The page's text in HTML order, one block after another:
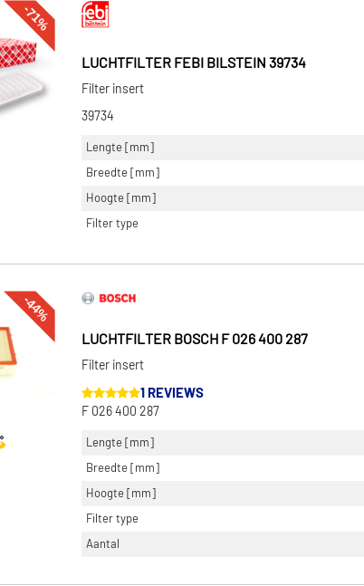
-71%
LUCHTFILTER FEBI BILSTEIN 39734
Filter insert
39734
Lengte [mm]
Breedte [mm]
Hoogte [mm]
Filter type
-44%
LUCHTFILTER BOSCH F 026 400 287
Filter insert
1 REVIEWS
F 026 400 287
Lengte [mm]
Breedte [mm]
Hoogte [mm]
Filter type
Aantal